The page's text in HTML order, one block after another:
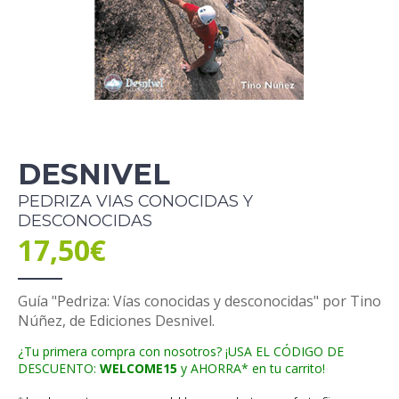
DESNIVEL
PEDRIZA VIAS CONOCIDAS Y
DESCONOCIDAS
17,50€
Guía "Pedriza: Vías conocidas y desconocidas" por Tino
Núñez, de Ediciones Desnivel.
¿Tu primera compra con nosotros? ¡USA EL CÓDIGO DE
DESCUENTO: WELCOME15 y AHORRA* en tu carrito!